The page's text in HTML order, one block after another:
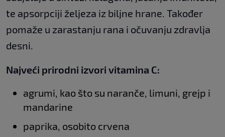
te apsorpciji željeza iz biljne hrane. Također
pomaže u zarastanju rana i očuvanju zdravlja
desni.
Najveći prirodni izvori vitamina C:
agrumi, kao što su naranče, limuni, grejp i
mandarine
paprika, osobito crvena